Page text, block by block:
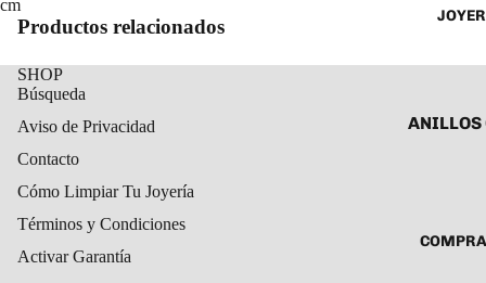
SET DE
ANILLOS
cm
Productos relacionados
SHOP
Búsqueda
Aviso de Privacidad
Contacto
Cómo Limpiar Tu Joyería
Términos y Condiciones
Activar Garantía